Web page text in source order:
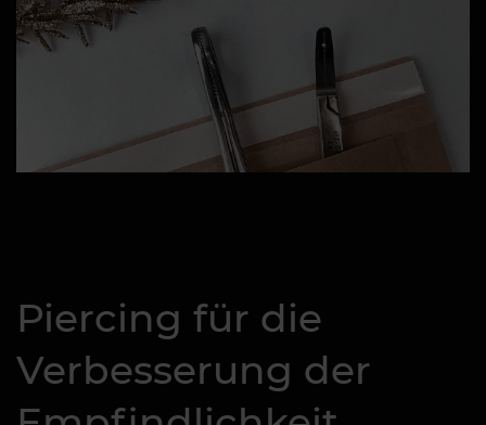
Piercing für die
Verbesserung der